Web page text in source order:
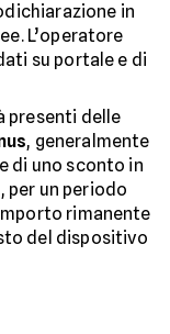
in
L’operatore
su portale e di
presenti delle
, generalmente
di uno sconto in
un periodo
rimanente
del dispositivo